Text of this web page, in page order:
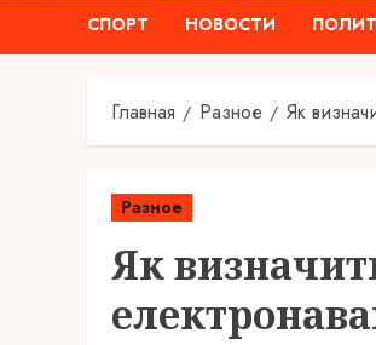
СПОРТ НОВОСТИ
Главная Разное Як
Разное
Як